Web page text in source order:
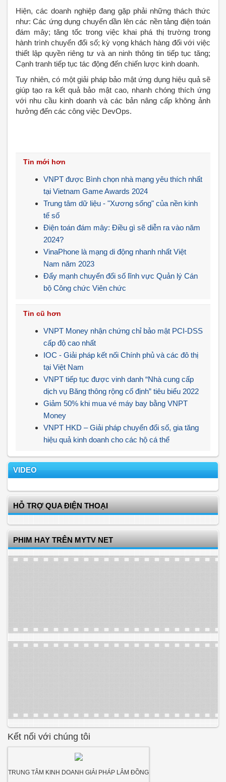
Hiện, các doanh nghiệp đang gặp phải những thách thức
như: Các ứng dụng chuyển dần lên các nền tảng điện toán
đám mây; tăng tốc trong việc khai phá thị trường trong
hành trình chuyển đổi số; kỳ vọng khách hàng đối với việc
thiết lập quyền riêng tư và an ninh thông tin tiếp tục tăng;
Cạnh tranh tiếp tục tác động đến chiến lược kinh doanh.
Tuy nhiên, có một giải pháp bảo mật ứng dụng hiệu quả sẽ
giúp tạo ra kết quả bảo mật cao, nhanh chóng thích ứng
với nhu cầu kinh doanh và các bản nâng cấp không ảnh
hưởng đến các công việc DevOps.
Tin mới hơn
VNPT được Bình chọn nhà mạng yêu thích nhất
tại Vietnam Game Awards 2024
Trung tâm dữ liệu - "Xương sống" của nền kinh
tế số
Điện toán đám mây: Điều gì sẽ diễn ra vào năm
2024?
VinaPhone là mạng di động nhanh nhất Việt
Nam năm 2023
Đẩy mạnh chuyển đổi số lĩnh vực Quản lý Cán
bộ Công chức Viên chức
Tin cũ hơn
VNPT Money nhận chứng chỉ bảo mật PCI-DSS
cấp độ cao nhất
IOC - Giải pháp kết nối Chính phủ và các đô thị
tại Việt Nam
VNPT tiếp tục được vinh danh “Nhà cung cấp
dịch vụ Băng thông rộng cố định” tiêu biểu 2022
Giảm 50% khi mua vé máy bay bằng VNPT
Money
VNPT HKD – Giải pháp chuyển đổi số, gia tăng
hiệu quả kinh doanh cho các hộ cá thể
VIDEO
HỖ TRỢ QUA ĐIỆN THOẠI
PHIM HAY TRÊN MYTV NET
Kết nối với chúng tôi
TRUNG TÂM KINH DOANH GIẢI PHÁP LÂM ĐỒNG